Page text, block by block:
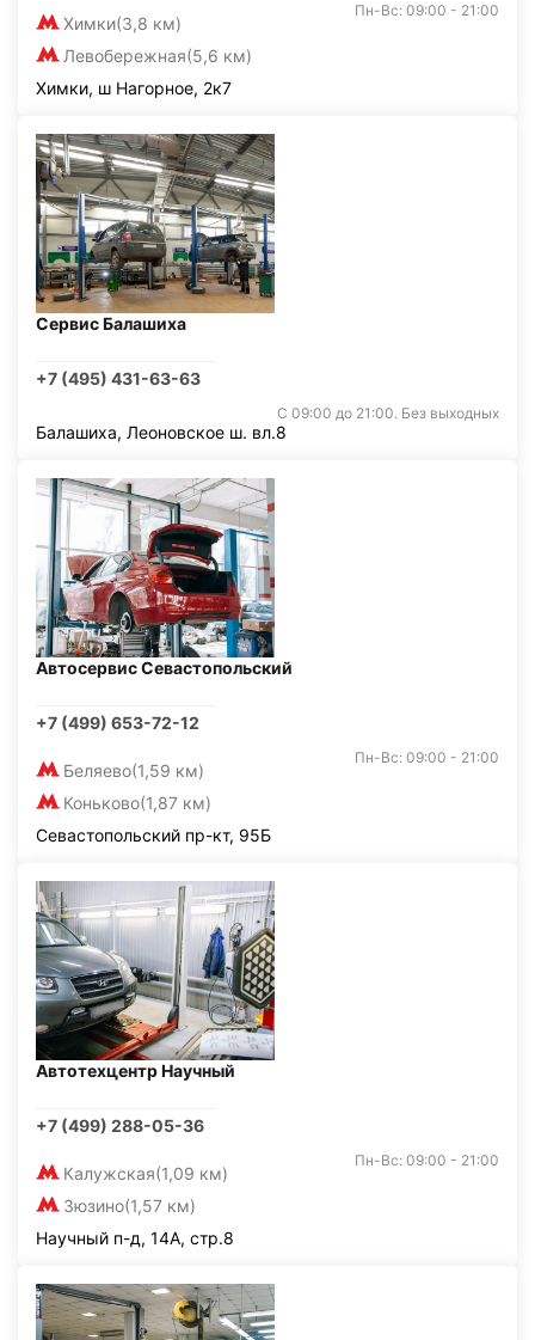
Химки(3,8 км)
Левобережная(5,6 км)
Пн-Вс: 09:00 - 21:00
Химки, ш Нагорное, 2к7
Сервис Балашиха
+7 (495) 431-63-63
С 09:00 до 21:00. Без выходных
Балашиха, Леоновское ш. вл.8
Автосервис Севастопольский
+7 (499) 653-72-12
Беляево(1,59 км)
Коньково(1,87 км)
Пн-Вс: 09:00 - 21:00
Севастопольский пр-кт, 95Б
Автотехцентр Научный
+7 (499) 288-05-36
Калужская(1,09 км)
Зюзино(1,57 км)
Пн-Вс: 09:00 - 21:00
Научный п-д, 14А, стр.8